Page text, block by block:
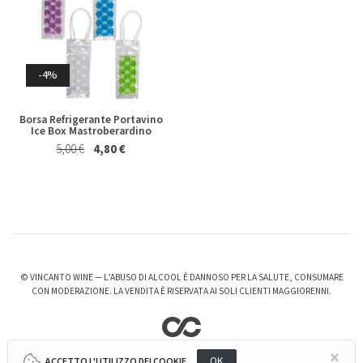
Riesling Herzu Ettore
Germano 2023
27,40 € 25,50 €
2021
15,50 € 14,50 €
128,00 € 124,00 €
-4%
Borsa Refrigerante Portavino
Ice Box Mastroberardino
5,00 € 4,80 €
© VINCANTO WINE — L’ABUSO DI ALCOOL È DANNOSO PER LA SALUTE, CONSUMARE
CON MODERAZIONE. LA VENDITA È RISERVATA AI SOLI CLIENTI MAGGIORENNI.
Whisky & Whiskey